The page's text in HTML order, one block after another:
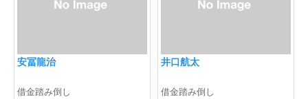
安冨龍治
借金踏み倒し
井口航太
借金踏み倒し